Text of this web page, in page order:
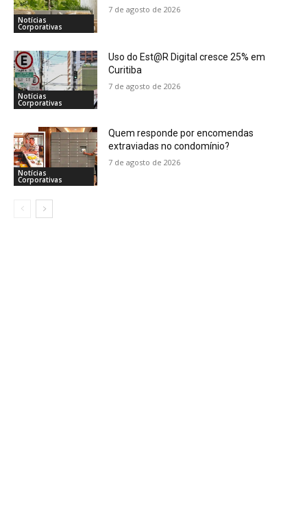
Notícias
Corporativas
7 de agosto de 2026
Notícias
Corporativas
Uso do Est@R Digital cresce 25% em
Curitiba
7 de agosto de 2026
Notícias
Corporativas
Quem responde por encomendas
extraviadas no condomínio?
7 de agosto de 2026